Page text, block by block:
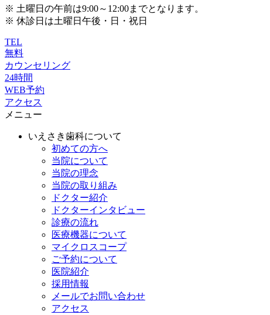
※ 土曜日の午前は9:00～12:00までとなります。
※ 休診日は土曜日午後・日・祝日
TEL
無料
カウンセリング
24時間
WEB予約
アクセス
メニュー
いえさき歯科について
初めての方へ
当院について
当院の理念
当院の取り組み
ドクター紹介
ドクターインタビュー
診療の流れ
医療機器について
マイクロスコープ
ご予約について
医院紹介
採用情報
メールでお問い合わせ
アクセス